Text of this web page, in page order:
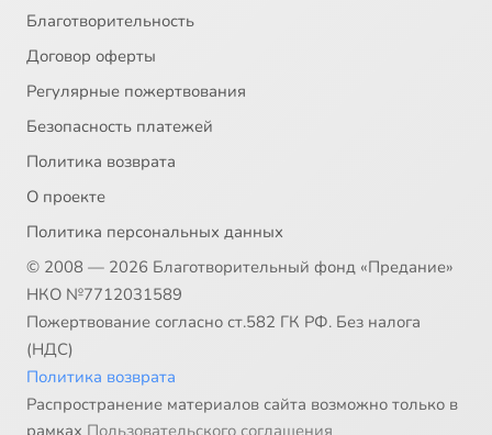
Благотворительность
Договор оферты
Регулярные пожертвования
Безопасность платежей
Политика возврата
О проекте
Политика персональных данных
© 2008 — 2026 Благотворительный фонд «Предание»
НКО №7712031589
Пожертвование согласно ст.582 ГК РФ. Без налога
(НДС)
Политика возврата
Распространение материалов сайта возможно только в